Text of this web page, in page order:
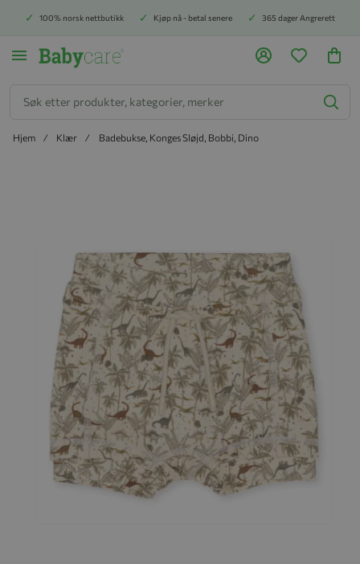
100% norsk nettbutikk Kjøp nå - betal senere 365 dager Angrerett
Hjem Klær Badebukse, Konges Sløjd, Bobbi, Dino